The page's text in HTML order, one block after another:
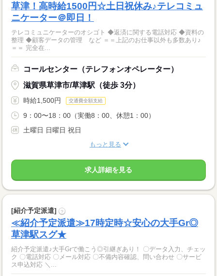
草津！高時給1500円☆土日祝休み♪テレコミュ
ニケーター＠即日！
テレコミュニケーターのオシゴト ◆返済に関する電話対応 ◆資料の
整理 ◆顧客データの管理 など ＝＝上記のお仕事以外も多数あり♪
＝＝ 完全在...
コールセンター（テレフォンオペレーター）
滋賀県草津市/草津駅（徒歩 3分）
時給1,500円 交通費全額支給
9：00〜18：00（実働8：00、休憩1：00）
土曜日 日曜日 祝日
もっと見る
求人詳細を見る
[紹介予定派遣] ?
≪紹介予定派遣≫17時定時☆安心の大手Gr◎
草津駅スグ★
紹介予定派遣♪大手Grで働こう◎引継ぎあり！ 〇データ入力、チェッ
ク 〇電話対応 〇メール対応 〇不備内容確認、問い合わせ 〇サービ
ス申込対応 ＼...